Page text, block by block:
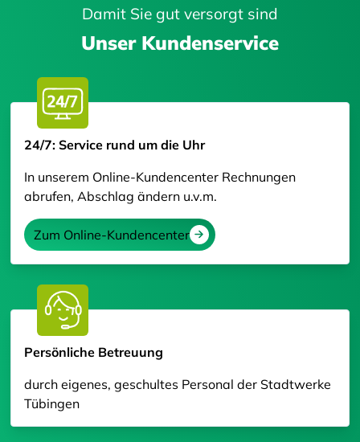
Damit Sie gut versorgt sind
Unser Kundenservice
24/7: Service rund um die Uhr
In unserem Online-Kundencenter Rechnungen
abrufen, Abschlag ändern u.v.m.
Zum Online-Kundencenter
Persönliche Betreuung
durch eigenes, geschultes Personal der Stadtwerke
Tübingen